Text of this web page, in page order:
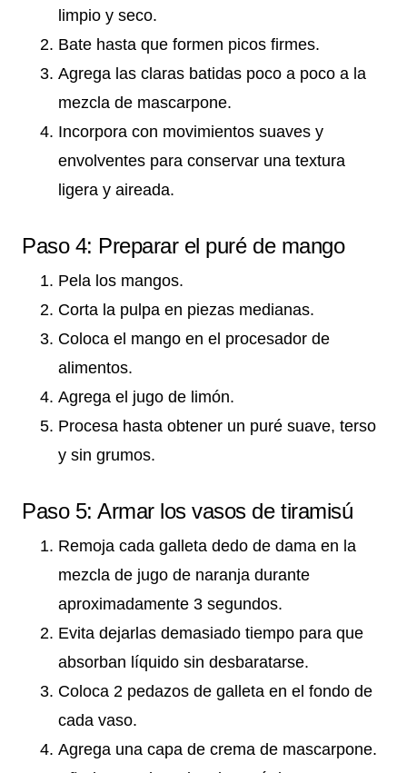
limpio y seco.
Bate hasta que formen picos firmes.
Agrega las claras batidas poco a poco a la
mezcla de mascarpone.
Incorpora con movimientos suaves y
envolventes para conservar una textura
ligera y aireada.
Paso 4: Preparar el puré de mango
Pela los mangos.
Corta la pulpa en piezas medianas.
Coloca el mango en el procesador de
alimentos.
Agrega el jugo de limón.
Procesa hasta obtener un puré suave, terso
y sin grumos.
Paso 5: Armar los vasos de tiramisú
Remoja cada galleta dedo de dama en la
mezcla de jugo de naranja durante
aproximadamente 3 segundos.
Evita dejarlas demasiado tiempo para que
absorban líquido sin desbaratarse.
Coloca 2 pedazos de galleta en el fondo de
cada vaso.
Agrega una capa de crema de mascarpone.